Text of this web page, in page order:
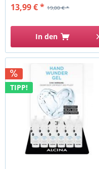
19,00 € *
13,99 € *
In den
TIPP!